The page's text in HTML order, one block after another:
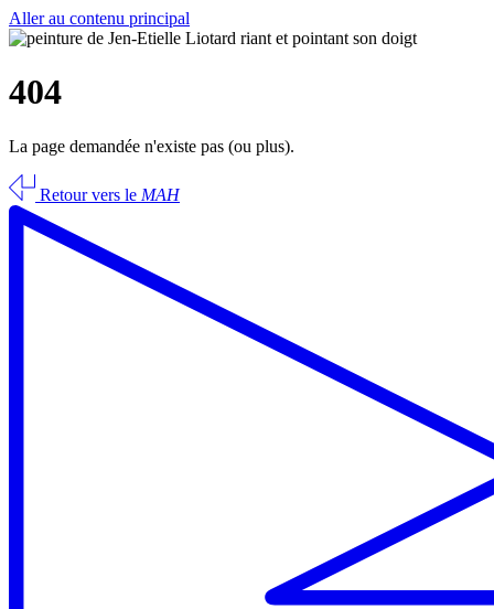
Aller au contenu principal
404
La page demandée n'existe pas (ou plus).
Retour vers le MAH